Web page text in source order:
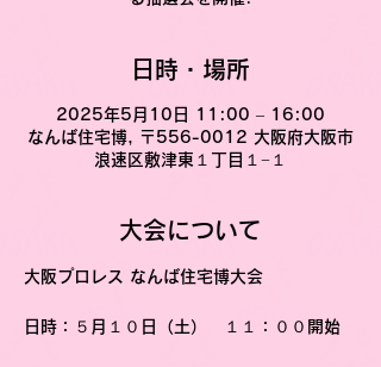
日時・場所
2025年5月10日 11:00 – 16:00
なんば住宅博, 〒556-0012 大阪府大阪市
浪速区敷津東１丁目１−１
大会について
大阪プロレス なんば住宅博大会
日時 ：５月１０日（土）　１１：００開始